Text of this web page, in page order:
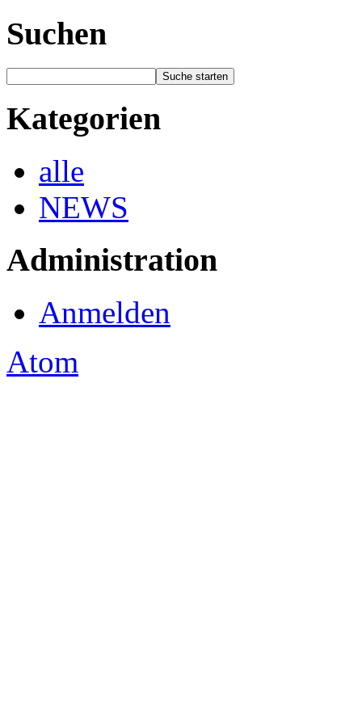
Suchen
Kategorien
alle
NEWS
Administration
Anmelden
Atom